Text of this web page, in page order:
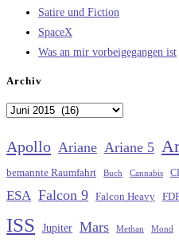
Satire und Fiction
SpaceX
Was an mir vorbeigegangen ist
Archiv
Archiv
Apollo Ariane Ariane 5
bemannte Raumfahrt Buch Cannabis
ESA Falcon 9 Falcon Heavy
ISS Jupiter Mars Methan Mond